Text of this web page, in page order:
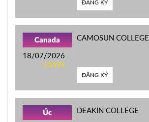
ĐĂNG KÝ
Canada
18/07/2026
13h59
CAMOSUN COLLEGE
ĐĂNG KÝ
Úc DEAKIN COLLEGE